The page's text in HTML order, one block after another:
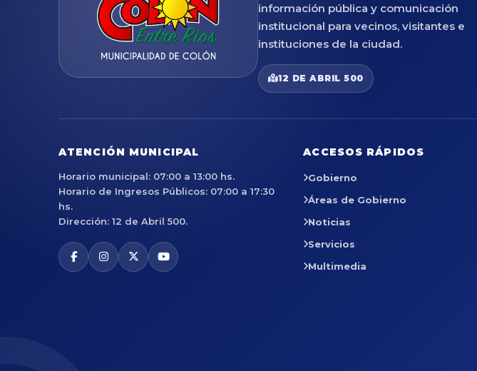
información pública y comunicación
institucional para vecinos, visitantes e
instituciones de la ciudad.
12 DE ABRIL 500
ATENCIÓN MUNICIPAL
Horario municipal: 07:00 a 13:00 hs.
Horario de Ingresos Públicos: 07:00 a 17:30
hs.
Dirección: 12 de Abril 500.
ACCESOS RÁPIDOS
Gobierno
Áreas de Gobierno
Noticias
Servicios
Multimedia